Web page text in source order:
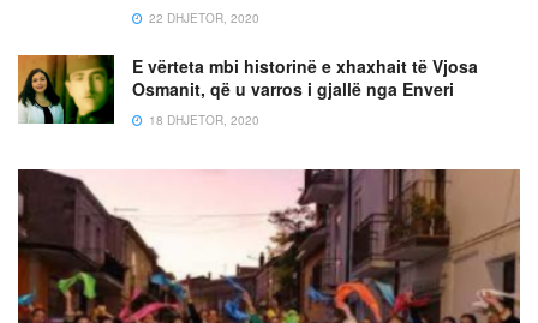
22 DHJETOR, 2020
E vërteta mbi historinë e xhaxhait të Vjosa
Osmanit, që u varros i gjallë nga Enveri
18 DHJETOR, 2020